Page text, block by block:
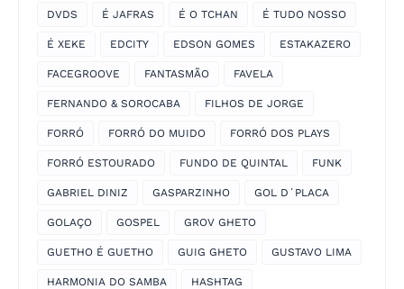
DVDS É JAFRAS É O TCHAN É TUDO NOSSO
É XEKE EDCITY EDSON GOMES ESTAKAZERO
FACEGROOVE FANTASMÃO FAVELA
FERNANDO & SOROCABA FILHOS DE JORGE
FORRÓ FORRÓ DO MUIDO FORRÓ DOS PLAYS
FORRÓ ESTOURADO FUNDO DE QUINTAL FUNK
GABRIEL DINIZ GASPARZINHO GOL D´PLACA
GOLAÇO GOSPEL GROV GHETO
GUETHO É GUETHO GUIG GHETO GUSTAVO LIMA
HARMONIA DO SAMBA HASHTAG